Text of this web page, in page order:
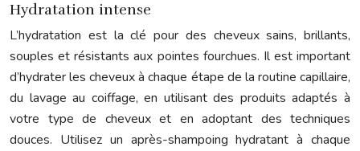
Hydratation intense
L’hydratation est la clé pour des cheveux sains, brillants,
souples et résistants aux pointes fourchues. Il est important
d’hydrater les cheveux à chaque étape de la routine capillaire,
du lavage au coiffage, en utilisant des produits adaptés à
votre type de cheveux et en adoptant des techniques
douces. Utilisez un après-shampoing hydratant à chaque